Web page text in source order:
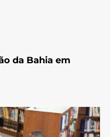
da Bahia em